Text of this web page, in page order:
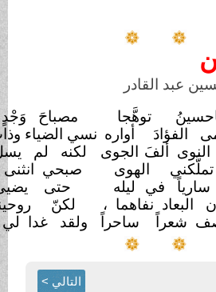
مصباحَ وَجْدٍ من ضناه
تأجَّجا
نسي الضياء وذاب في غسق الدجى
لكنه لم يسلُ عن دوم
الرجا
صبحي انثنى ليلاً بديجور سجى
حتى يضيىء دُجنَّة ماأدلجا
لكنّ روحينا بذاك
تمازجا
ولقد غدا لي في حياتي منهجا